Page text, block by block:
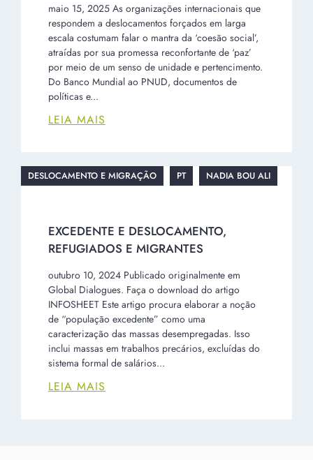
maio 15, 2025 As organizações internacionais que
respondem a deslocamentos forçados em larga
escala costumam falar o mantra da ‘coesão social’,
atraídas por sua promessa reconfortante de ‘paz’
por meio de um senso de unidade e pertencimento.
Do Banco Mundial ao PNUD, documentos de
políticas e...
LEIA MAIS
DESLOCAMENTO E MIGRAÇÃO PT NADIA BOU ALI
EXCEDENTE E DESLOCAMENTO,
REFUGIADOS E MIGRANTES
outubro 10, 2024 Publicado originalmente em
Global Dialogues. Faça o download do artigo
INFOSHEET Este artigo procura elaborar a noção
de “população excedente” como uma
caracterização das massas desempregadas. Isso
inclui massas em trabalhos precários, excluídas do
sistema formal de salários...
LEIA MAIS